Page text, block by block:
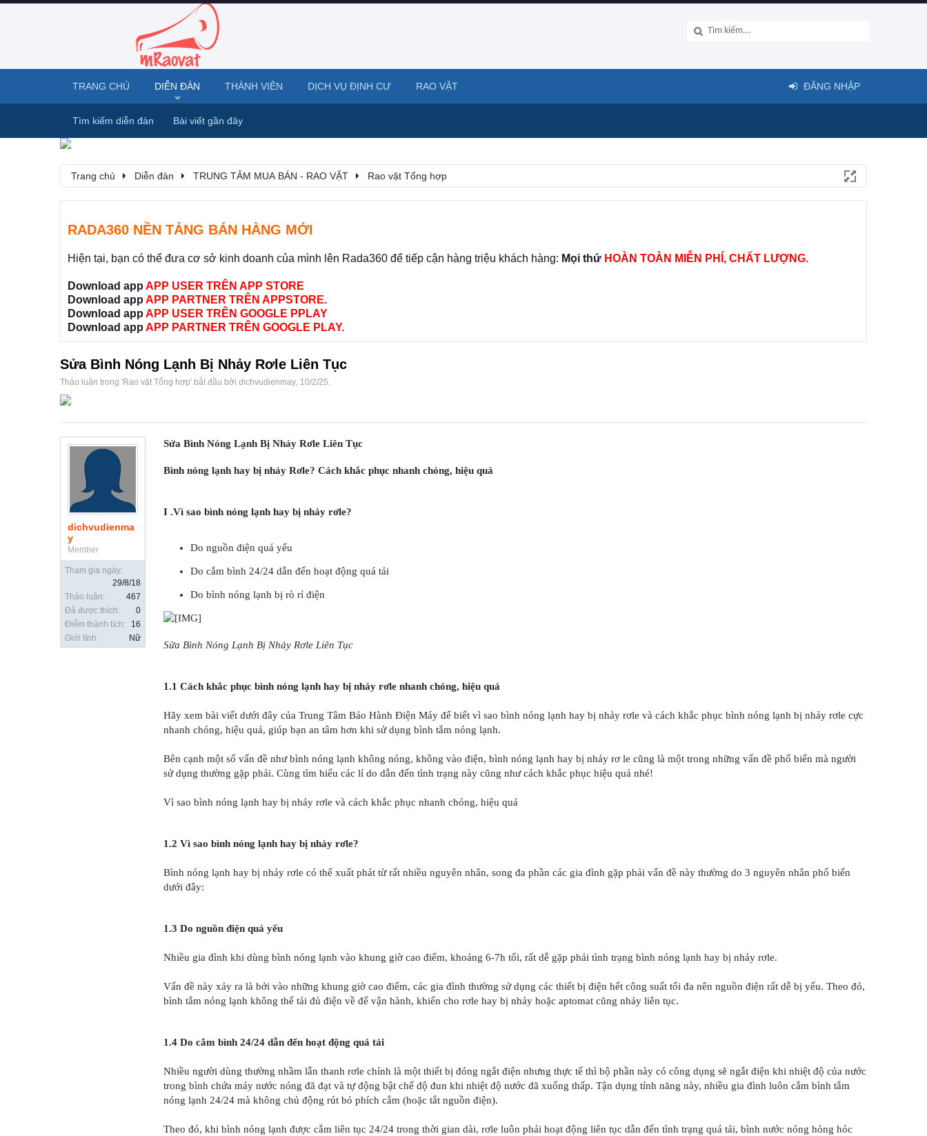
Trang chủ Diễn đàn TRUNG TÂM MUA BÁN - RAO VẶT Rao vặt Tổng hợp
RADA360 NỀN TẢNG BÁN HÀNG MỚI
Hiện tại, bạn có thể đưa cơ sở kinh doanh của mình lên Rada360 để tiếp cận hàng triệu khách hàng: Mọi thứ HOÀN TOÀN MIỄN PHÍ, CHẤT LƯỢNG.
Download app APP USER TRÊN APP STORE
Download app APP PARTNER TRÊN APPSTORE.
Download app APP USER TRÊN GOOGLE PPLAY
Download app APP PARTNER TRÊN GOOGLE PLAY.
Sửa Bình Nóng Lạnh Bị Nhảy Rơle Liên Tục
Thảo luận trong 'Rao vặt Tổng hợp' bắt đầu bởi dichvudienmay, 10/2/25.
dichvudienma
y
Member
Tham gia ngày:
29/8/18
Thảo luận:
467
Đã được thích:
0
Điểm thành tích:
16
Giới tính:
Nữ
Sửa Bình Nóng Lạnh Bị Nhảy Rơle Liên Tục
Bình nóng lạnh hay bị nhảy Rơle? Cách khắc phục nhanh chóng, hiệu quả
I .Vì sao bình nóng lạnh hay bị nhảy rơle?
Do nguồn điện quá yếu
Do cắm bình 24/24 dẫn đến hoạt động quá tải
Do bình nóng lạnh bị rò rỉ điện
Sửa Bình Nóng Lạnh Bị Nhảy Rơle Liên Tục
1.1 Cách khắc phục bình nóng lạnh hay bị nhảy rơle nhanh chóng, hiệu quả
Hãy xem bài viết dưới đây của Trung Tâm Bảo Hành Điện Máy để biết vì sao bình nóng lạnh hay bị nhảy rơle và cách khắc phục bình nóng lạnh bị nhảy rơle cực
nhanh chóng, hiệu quả, giúp bạn an tâm hơn khi sử dụng bình tắm nóng lạnh.
Bên cạnh một số vấn đề như bình nóng lạnh không nóng, không vào điện, bình nóng lạnh hay bị nhảy rơ le cũng là một trong những vấn đề phổ biến mà người
sử dụng thường gặp phải. Cùng tìm hiểu các lí do dẫn đến tình trạng này cũng như cách khắc phục hiệu quả nhé!
Vì sao bình nóng lạnh hay bị nhảy rơle và cách khắc phục nhanh chóng, hiệu quả
1.2 Vì sao bình nóng lạnh hay bị nhảy rơle?
Bình nóng lạnh hay bị nhảy rơle có thể xuất phát từ rất nhiều nguyên nhân, song đa phần các gia đình gặp phải vấn đề này thường do 3 nguyên nhân phổ biến
dưới đây:
1.3 Do nguồn điện quá yếu
Nhiều gia đình khi dùng bình nóng lạnh vào khung giờ cao điểm, khoảng 6-7h tối, rất dễ gặp phải tình trạng bình nóng lạnh hay bị nhảy rơle.
Vấn đề này xảy ra là bởi vào những khung giờ cao điểm, các gia đình thường sử dụng các thiết bị điện hết công suất tối đa nên nguồn điện rất dễ bị yếu. Theo đó,
bình tắm nóng lạnh không thể tải đủ điện về để vận hành, khiến cho rơle hay bị nhảy hoặc aptomat cũng nhảy liên tục.
1.4 Do cắm bình 24/24 dẫn đến hoạt động quá tải
Nhiều người dùng thường nhầm lẫn thanh rơle chính là một thiết bị đóng ngắt điện nhưng thực tế thì bộ phần này có công dụng sẽ ngắt điện khi nhiệt độ của nước
trong bình chứa máy nước nóng đã đạt và tự động bật chế độ đun khi nhiệt độ nước đã xuống thấp. Tận dụng tính năng này, nhiều gia đình luôn cắm bình tắm
nóng lạnh 24/24 mà không chủ động rút bỏ phích cắm (hoặc tắt nguồn điện).
Theo đó, khi bình nóng lạnh được cắm liên tục 24/24 trong thời gian dài, rơle luôn phải hoạt động liên tục dẫn đến tình trạng quá tải, bình nước nóng hỏng hóc
TRANG CHỦ DIỄN ĐÀN
Tìm kiếm diễn đàn Bài viết gần đây
THÀNH VIÊN DỊCH VỤ ĐỊNH CƯ RAO VẶT ĐĂNG NHẬP